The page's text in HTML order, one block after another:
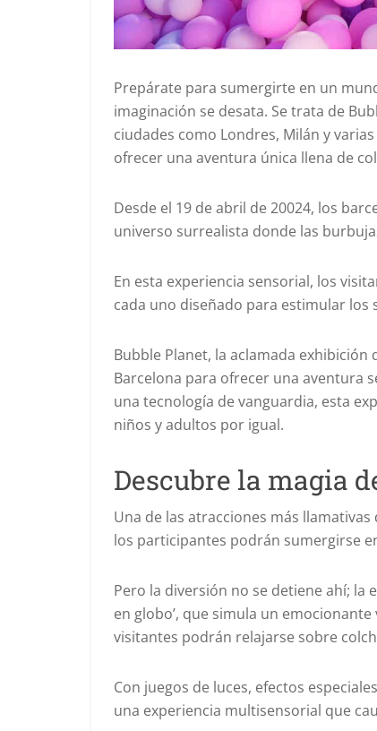
Prepárate para sumergirte en un
imaginación se desata. Se trata de
ciudades como Londres, Milán y
ofrecer una aventura única llena de
Desde el 19 de abril de 20024, los
universo surrealista donde las
En esta experiencia sensorial, los
cada uno diseñado para estimular
Bubble Planet, la aclamada
Barcelona para ofrecer una aventura
una tecnología de vanguardia, esta
niños y adultos por igual.
Descubre la magia
Una de las atracciones más
los participantes podrán sumergirse
Pero la diversión no se detiene ahí; la
en globo’, que simula un emocionante
visitantes podrán relajarse sobre
Con juegos de luces, efectos
una experiencia multisensorial que